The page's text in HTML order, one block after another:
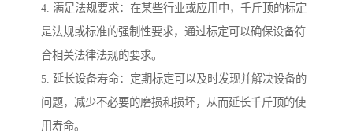
4. 满足法规要求：在某些行业或应用中，千斤顶的标定
是法规或标准的强制性要求，通过标定可以确保设备符
合相关法律法规的要求。
5. 延长设备寿命：定期标定可以及时发现并解决设备的
问题，减少不必要的磨损和损坏，从而延长千斤顶的使
用寿命。